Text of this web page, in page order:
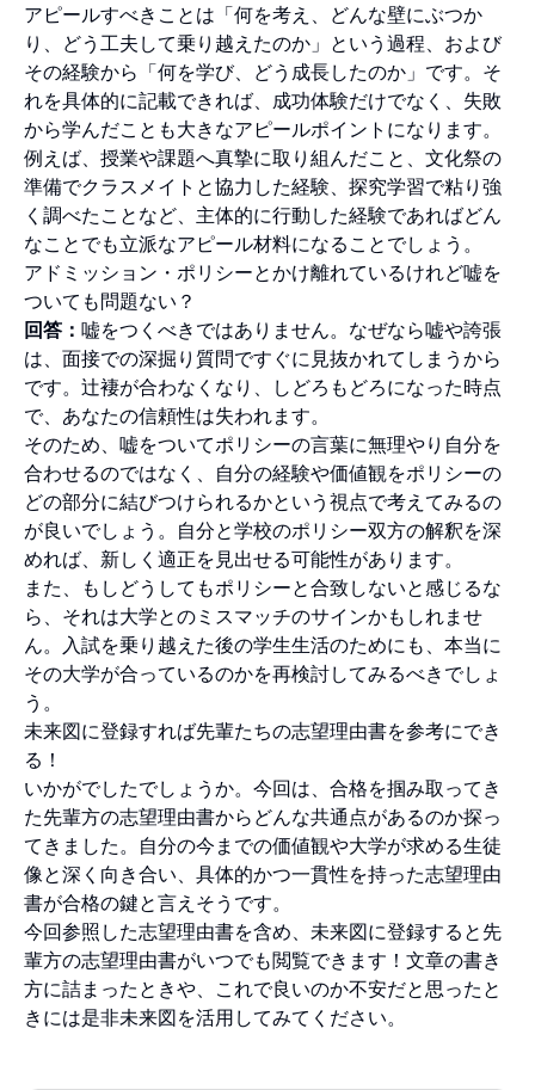
アピールすべきことは「何を考え、どんな壁にぶつか
り、どう工夫して乗り越えたのか」という過程、および
その経験から「何を学び、どう成長したのか」です。そ
れを具体的に記載できれば、成功体験だけでなく、失敗
から学んだことも大きなアピールポイントになります。
例えば、授業や課題へ真摯に取り組んだこと、文化祭の
準備でクラスメイトと協力した経験、探究学習で粘り強
く調べたことなど、主体的に行動した経験であればどん
なことでも立派なアピール材料になることでしょう。
アドミッション・ポリシーとかけ離れているけれど嘘を
ついても問題ない？
回答： 嘘をつくべきではありません。なぜなら嘘や誇張
は、面接での深掘り質問ですぐに見抜かれてしまうから
です。辻褄が合わなくなり、しどろもどろになった時点
で、あなたの信頼性は失われます。
そのため、嘘をついてポリシーの言葉に無理やり自分を
合わせるのではなく、自分の経験や価値観をポリシーの
どの部分に結びつけられるかという視点で考えてみるの
が良いでしょう。自分と学校のポリシー双方の解釈を深
めれば、新しく適正を見出せる可能性があります。
また、もしどうしてもポリシーと合致しないと感じるな
ら、それは大学とのミスマッチのサインかもしれませ
ん。入試を乗り越えた後の学生生活のためにも、本当に
その大学が合っているのかを再検討してみるべきでしょ
う。
未来図に登録すれば先輩たちの志望理由書を参考にでき
る！
いかがでしたでしょうか。今回は、合格を掴み取ってき
た先輩方の志望理由書からどんな共通点があるのか探っ
てきました。自分の今までの価値観や大学が求める生徒
像と深く向き合い、具体的かつ一貫性を持った志望理由
書が合格の鍵と言えそうです。
今回参照した志望理由書を含め、未来図に登録すると先
輩方の志望理由書がいつでも閲覧できます！文章の書き
方に詰まったときや、これで良いのか不安だと思ったと
きには是非未来図を活用してみてください。